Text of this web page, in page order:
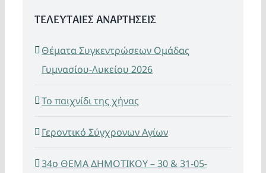
ΤΕΛΕΥΤΑΙΕΣ ΑΝΑΡΤΗΣΕΙΣ
Θέματα Συγκεντρώσεων Ομάδας
Γυμνασίου-Λυκείου 2026
Το παιχνίδι της χήνας
Γεροντικό Σύγχρονων Αγίων
34ο ΘΕΜΑ ΔΗΜΟΤΙΚΟΥ – 30 & 31-05-